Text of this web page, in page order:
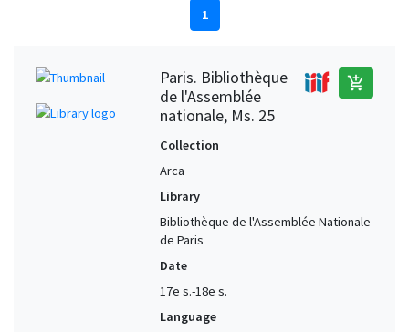
1
Paris. Bibliothèque
de l'Assemblée
nationale, Ms. 25
add_shopping_cart
Collection
Arca
Library
Bibliothèque de l'Assemblée Nationale
de Paris
Date
17e s.-18e s.
Language